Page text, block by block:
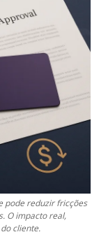
pode reduzir fricções
O impacto real,
cliente.